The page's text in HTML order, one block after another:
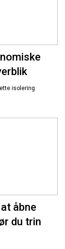
isolering
åbne
du trin